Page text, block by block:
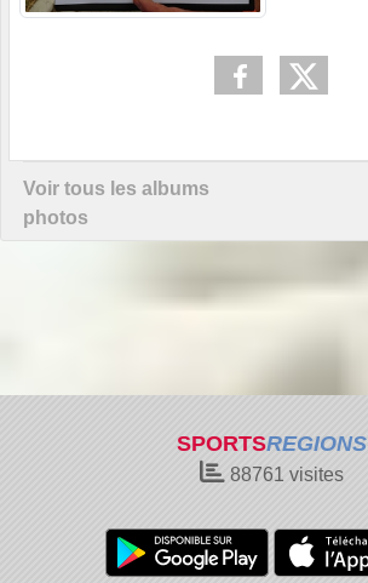
Voir tous les albums
photos
SPORTSREGIONS
88761 visites